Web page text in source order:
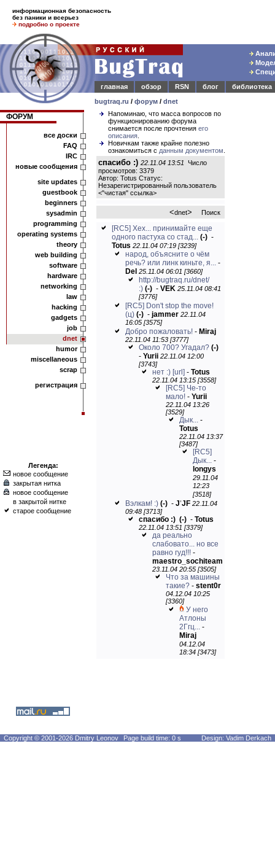
информационная безопасность
без паники и всерьез
подробно о проекте
главная
обзор RSN блог
библиотека
bugtraq.ru / форум / dnet
ФОРУМ
все доски
FAQ
IRC
новые сообщения
site updates
guestbook
beginners
sysadmin
programming
operating systems
theory
web building
software
hardware
networking
law
hacking
gadgets
job
dnet
humor
miscellaneous
scrap
регистрация
Легенда:
новое сообщение
закрытая нитка
новое сообщение
в закрытой нитке
старое сообщение
Напоминаю, что масса вопросов по
функционированию форума
снимается после прочтения его
описания
Новичкам также крайне полезно
ознакомиться с данным документом
спасибо :) 22.11.04 13:51 Число
просмотров: 3379
Автор: Totus Статус:
Незарегистрированный пользователь
<"чистая" ссылка>
<dnet> Поиск
[RC5] Хех... принимайте еще
одного пастуха со стад... (-) -
Totus 22.11.04 07:19 [3239]
народ, объясните о чём
речь? или линк киньте, я... -
Del 25.11.04 06:01 [3660]
http://bugtraq.ru/dnet/
:) (-) - VEK 25.11.04 08:41
[3776]
[RC5] Don't stop the move!
(ц) (-) - jammer 22.11.04
16:05 [3575]
Добро пожаловать! - Miraj
22.11.04 11:53 [3777]
Около 700? Угадал? (-)
- Yurii 22.11.04 12:00
[3743]
нет :) [url] - Totus
22.11.04 13:15 [3558]
[RC5] Че-то
мало! - Yurii
22.11.04 13:26
[3529]
Дык... -
Totus
22.11.04 13:37
[3487]
[RC5]
Дык... -
longys
29.11.04
12:23
[3518]
Вэлкам! :) (-) - J'JF 22.11.04
09:48 [3713]
спасибо :) (-) - Totus
22.11.04 13:51 [3379]
да реально
слабовато... но все
равно гуд!!! -
maestro_sochiteam
23.11.04 20:55 [3505]
Что за машины
такие? - stent0r
04.12.04 10:25
[3360]
У него
Атлоны
2Ггц... -
Miraj
04.12.04
18:34 [3473]
Copyright © 2001-2026 Dmitry Leonov Page build time: 0 s Design: Vadim Derkach